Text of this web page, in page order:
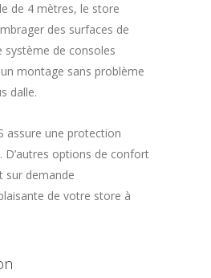
de 4 mètres, le store
des surfaces de
système de consoles
montage sans problème
dalle.
assure une protection
D’autres options de confort
sur demande
de votre store à